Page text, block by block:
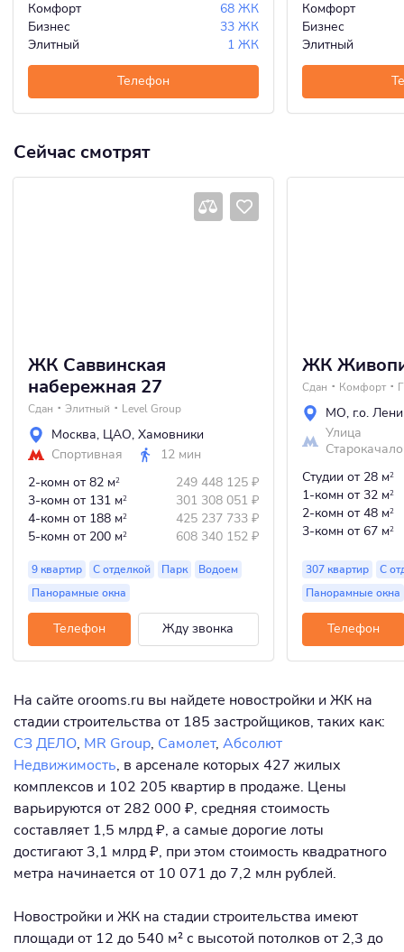
Комфорт
68 ЖК
Бизнес
33 ЖК
Элитный
1 ЖК
Телефон
Комфорт
Бизнес
Элитный
Сейчас смотрят
ЖК Саввинская
набережная 27
Сдан Элитный Level Group
Москва, ЦАО, Хамовники
Спортивная
12 мин
2-комн от 82 м2 249 448 125 ₽
3-комн от 131 м2 301 308 051 ₽
4-комн от 188 м2 425 237 733 ₽
5-комн от 200 м2 608 340 152 ₽
9 квартир С отделкой Парк
Водоем
Панорамные окна
Телефон Жду звонка
ЖК
Сдан Комфорт
МО, г.о.
Улица
Студии от 28 м2
1-комн от 32 м2
2-комн от 48 м2
3-комн от 67 м2
307 квартир
С
Панорамные окна
Телефон
На сайте orooms.ru вы найдете новостройки и ЖК на
стадии строительства от 185 застройщиков, таких как:
СЗ ДЕЛО, MR Group, Самолет, Абсолют
Недвижимость, в арсенале которых 427 жилых
комплексов и 102 205 квартир в продаже. Цены
варьируются от 282 000 ₽, средняя стоимость
составляет 1,5 млрд ₽, а самые дорогие лоты
достигают 3,1 млрд ₽, при этом стоимость квадратного
метра начинается от 10 071 до 7,2 млн рублей.
Новостройки и ЖК на стадии строительства имеют
площади от 12 до 540 м² с высотой потолков от 2,3 до